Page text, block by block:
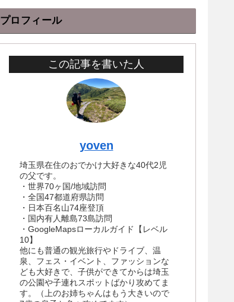
プロフィール
この記事を書いた人
yoven
埼玉県在住のおでかけ大好きな40代2児
の父です。
・世界70ヶ国/地域訪問
・全国47都道府県訪問
・日本百名山74座登頂
・国内有人離島73島訪問
・GoogleMapsローカルガイド【レベル
10】
他にも普通の観光旅行やドライブ、温
泉、フェス・イベント、ファッションな
ども大好きで、子供ができてからは埼玉
の公園や子連れスポットばかり攻めてま
す。（上のお姉ちゃんはもう大きいので